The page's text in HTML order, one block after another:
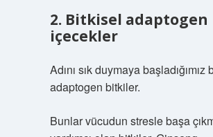
2. Bitkisel adaptogen
içecekler
Adını sık duymaya başladığımız
adaptogen bitkiler.
Bunlar vücudun stresle başa